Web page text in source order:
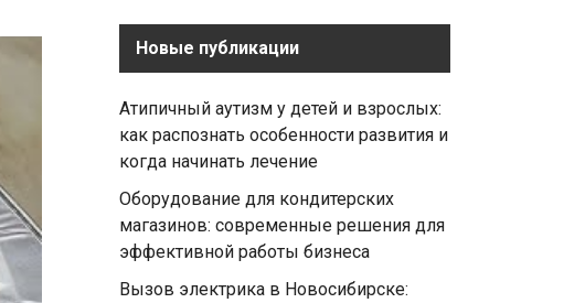
Новые публикации
Атипичный аутизм у детей и взрослых:
как распознать особенности развития и
когда начинать лечение
Оборудование для кондитерских
магазинов: современные решения для
эффективной работы бизнеса
Вызов электрика в Новосибирске: